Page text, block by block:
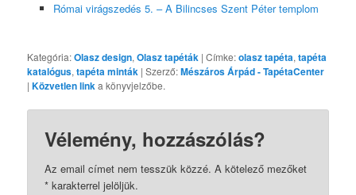
Római virágszedés 5. – A Bilincses Szent Péter templom
Kategória:Olasz design,Olasz tapéták | Címke:olasz tapéta,tapéta
katalógus,tapéta minták | Szerző:Mészáros Árpád - TapétaCenter
|Közvetlen linka könyvjelzőbe.
Vélemény, hozzászólás?
Az email címet nem tesszük közzé. A kötelező mezőket
* karakterrel jelöljük.